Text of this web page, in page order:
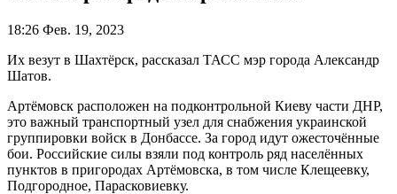
18:26 Фев. 19, 2023
Их везут в Шахтёрск, рассказал ТАСС мэр города Александр
Шатов.
Артёмовск расположен на подконтрольной Киеву части ДНР,
это важный транспортный узел для снабжения украинской
группировки войск в Донбассе. За город идут ожесточённые
бои. Российские силы взяли под контроль ряд населённых
пунктов в пригородах Артёмовска, в том числе Клещеевку,
Подгородное, Парасковиевку.